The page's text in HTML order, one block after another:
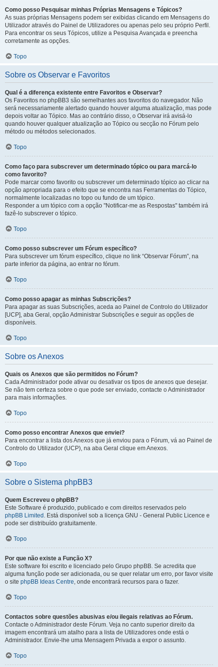
Como posso Pesquisar minhas Próprias Mensagens e Tópicos?
As suas próprias Mensagens podem ser exibidas clicando em Mensagens do
Utilizador através do Painel de Utilizadores ou apenas pelo seu próprio Perfil.
Para encontrar os seus Tópicos, utilize a Pesquisa Avançada e preencha
corretamente as opções.
Topo
Sobre os Observar e Favoritos
Qual é a diferença existente entre Favoritos e Observar?
Os Favoritos no phpBB3 são semelhantes aos favoritos do navegador. Não
será necessariamente alertado quando houver alguma atualização, mas pode
depois voltar ao Tópico. Mas ao contrário disso, o Observar irá avisá-lo
quando houver qualquer atualização ao Tópico ou secção no Fórum pelo
método ou métodos selecionados.
Topo
Como faço para subscrever um determinado tópico ou para marcá-lo
como favorito?
Pode marcar como favorito ou subscrever um determinado tópico ao clicar na
opção apropriada para o efeito que se encontra nas Ferramentas do Tópico,
normalmente localizadas no topo ou fundo de um tópico.
Responder a um tópico com a opção "Notificar-me as Respostas" também irá
fazê-lo subscrever o tópico.
Topo
Como posso subscrever um Fórum específico?
Para subscrever um fórum específico, clique no link “Observar Fórum”, na
parte inferior da página, ao entrar no fórum.
Topo
Como posso apagar as minhas Subscrições?
Para apagar as suas Subscrições, aceda ao Painel de Controlo do Utilizador
[UCP], aba Geral, opção Administrar Subscrições e seguir as opções de
disponíveis.
Topo
Sobre os Anexos
Quais os Anexos que são permitidos no Fórum?
Cada Administrador pode ativar ou desativar os tipos de anexos que desejar.
Se não tem certeza sobre o que pode ser enviado, contacte o Administrador
para mais informações.
Topo
Como posso encontrar Anexos que enviei?
Para encontrar a lista dos Anexos que já enviou para o Fórum, vá ao Painel de
Controlo do Utilizador (UCP), na aba Geral clique em Anexos.
Topo
Sobre o Sistema phpBB3
Quem Escreveu o phpBB?
Este Software é produzido, publicado e com direitos reservados pelo
phpBB Limited . Está disponível sob a licença GNU - General Public Licence e
pode ser distribuído gratuitamente.
Topo
Por que não existe a Função X?
Este software foi escrito e licenciado pelo Grupo phpBB. Se acredita que
alguma função pode ser adicionada, ou se quer relatar um erro, por favor visite
o site phpBB Ideas Centre, onde encontrará recursos para o fazer.
Topo
Contactos sobre questões abusivas e/ou ilegais relativas ao Fórum.
Contacte o Administrador deste Fórum. Veja no canto superior direito da
imagem encontrará um atalho para a lista de Utilizadores onde está o
Administrador. Envie-lhe uma Mensagem Privada a expor o assunto.
Topo